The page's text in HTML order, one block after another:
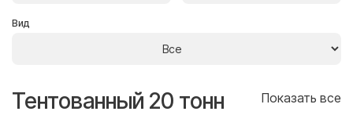
Вид
Тентованный 20 тонн Показать все